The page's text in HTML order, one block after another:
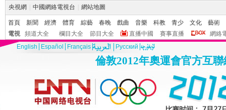
央視網 中國網絡電視台 網站地圖
首頁 新聞 經濟 體育 綜藝 春晚 戲曲 音樂 科教 青少 文化
藝術
電視
頻道大全 欄目大全 節目大全 直播中國 賽事直播
網絡
English
Español Français Pусский
倫敦2012年奧運會官方互